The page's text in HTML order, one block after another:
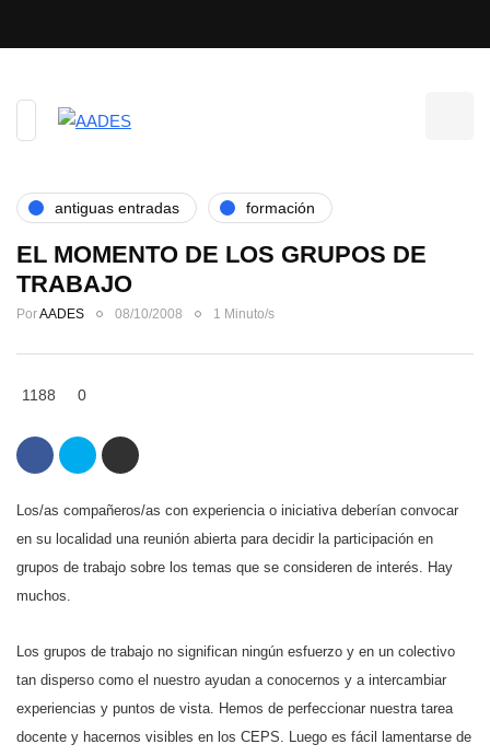
antiguas entradas formación
EL MOMENTO DE LOS GRUPOS DE
TRABAJO
PorAADES 08/10/2008 1 Minuto/s
1188 0
Los/as compañeros/as con experiencia o iniciativa deberían convocar
en su localidad una reunión abierta para decidir la participación en
grupos de trabajo sobre los temas que se consideren de interés. Hay
muchos.
Los grupos de trabajo no significan ningún esfuerzo y en un colectivo
tan disperso como el nuestro ayudan a conocernos y a intercambiar
experiencias y puntos de vista. Hemos de perfeccionar nuestra tarea
docente y hacernos visibles en los CEPS. Luego es fácil lamentarse de